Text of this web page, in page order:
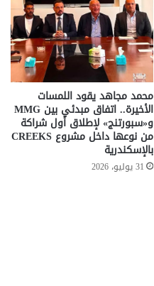
محمد مجاهد يقود اللمسات
الأخيرة.. اتفاق مبدئي بين MMG
و«سبورتنج» لإطلاق أول شراكة
من نوعها داخل مشروع CREEKS
بالإسكندرية
31 يوليو، 2026